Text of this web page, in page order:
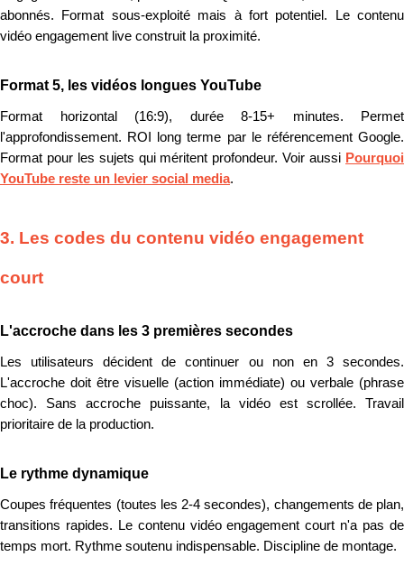
abonnés. Format sous-exploité mais à fort potentiel. Le contenu
vidéo engagement live construit la proximité.
Format 5, les vidéos longues YouTube
Format horizontal (16:9), durée 8-15+ minutes. Permet
l'approfondissement. ROI long terme par le référencement Google.
Format pour les sujets qui méritent profondeur. Voir aussi Pourquoi
YouTube reste un levier social media.
3. Les codes du contenu vidéo engagement
court
L'accroche dans les 3 premières secondes
Les utilisateurs décident de continuer ou non en 3 secondes.
L'accroche doit être visuelle (action immédiate) ou verbale (phrase
choc). Sans accroche puissante, la vidéo est scrollée. Travail
prioritaire de la production.
Le rythme dynamique
Coupes fréquentes (toutes les 2-4 secondes), changements de plan,
transitions rapides. Le contenu vidéo engagement court n'a pas de
temps mort. Rythme soutenu indispensable. Discipline de montage.